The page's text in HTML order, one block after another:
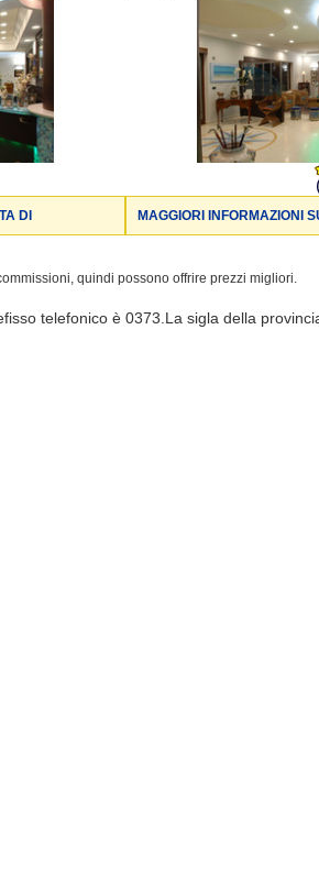
DI MAGGIORI INFORMAZIONI
quindi possono offrire prezzi migliori.
telefonico è 0373.La sigla della